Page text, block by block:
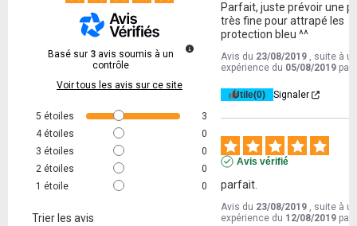
Basé sur 3 avis soumis à un
contrôle
Voir tous les avis sur ce site
5 étoiles
3
4 étoiles
0
3 étoiles
0
2 étoiles
0
1 étoile 0
Trier les avis
Parfait, juste prévoir une
très fine pour attrapé les
protection bleu ^^
Avis du 23/08/2019 , suite à
expérience du 05/08/2019 par
Utile(0) Signaler
Avis vérifié
parfait.
Avis du 23/08/2019 , suite à
expérience du 12/08/2019 par